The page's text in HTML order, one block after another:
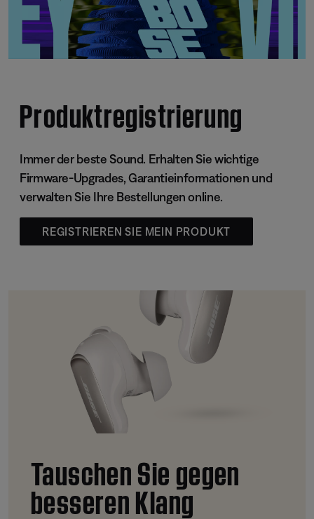
Produktregistrierung
Immer der beste Sound. Erhalten Sie wichtige
Firmware-Upgrades, Garantieinformationen und
verwalten Sie Ihre Bestellungen online.
REGISTRIEREN SIE MEIN PRODUKT
Tauschen Sie gegen
besseren Klang